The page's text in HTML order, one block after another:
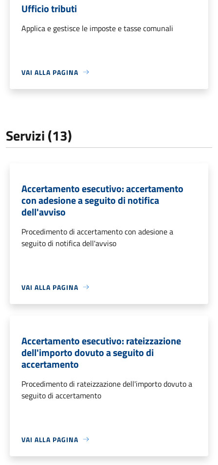
Ufficio tributi
Applica e gestisce le imposte e tasse comunali
VAI ALLA PAGINA
Servizi (13)
Accertamento esecutivo: accertamento
con adesione a seguito di notifica
dell'avviso
Procedimento di accertamento con adesione a
seguito di notifica dell'avviso
VAI ALLA PAGINA
Accertamento esecutivo: rateizzazione
dell'importo dovuto a seguito di
accertamento
Procedimento di rateizzazione dell'importo dovuto a
seguito di accertamento
VAI ALLA PAGINA